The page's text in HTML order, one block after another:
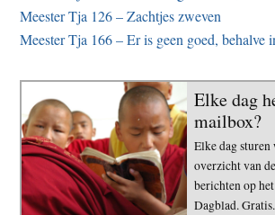
Meester Tja 126 – Zachtjes zweven
Meester Tja 166 – Er is geen goed, behalve
Elke dag
mailbox?
Elke dag sturen
overzicht van
berichten op
Dagblad. Gratis.